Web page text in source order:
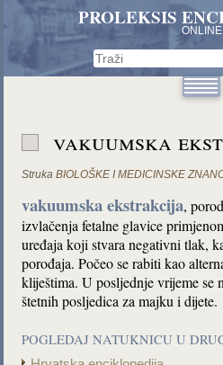
PROLEKSIS
ONLINE
vakuumska
Struka BIOLOŠKE I MEDICINSKE
vakuumska ekstrakcija,
izvlačenja fetalne glavice
uređaja koji stvara negativni tlak,
porođaja. Počeo se rabiti kao
kliještima. U posljednje vrijeme se
štetnih posljedica za majku i dijete.
POGLEDAJ NATUKNICU U